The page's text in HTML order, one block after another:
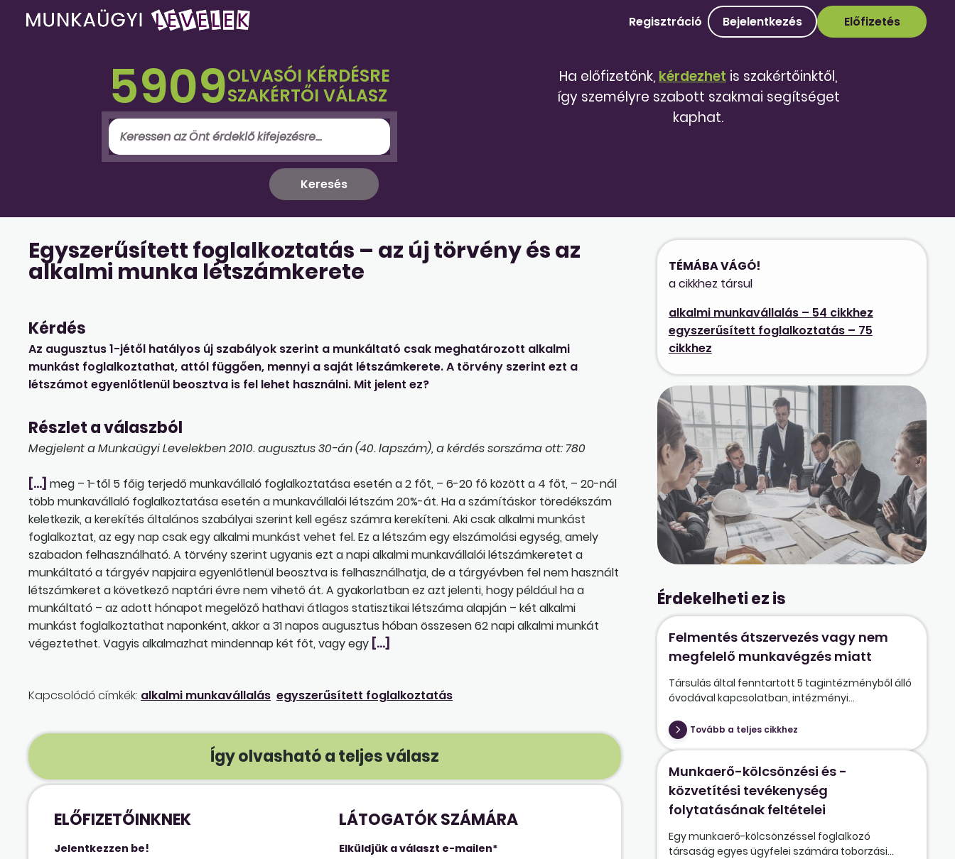
Regisztráció Bejelentkezés Előfizetés
5909OLVASÓI KÉRDÉSRE
SZAKÉRTŐI VÁLASZ
Ha előfizetőnk, kérdezhet is szakértőinktől,
így személyre szabott szakmai segítséget
kaphat.
Egyszerűsített foglalkoztatás – az új törvény és az
alkalmi munka létszámkerete
Kérdés
Az augusztus 1-jétől hatályos új szabályok szerint a munkáltató csak meghatározott alkalmi
munkást foglalkoztathat, attól függően, mennyi a saját létszámkerete. A törvény szerint ezt a
létszámot egyenlőtlenül beosztva is fel lehet használni. Mit jelent ez?
Részlet a válaszból
Megjelent a Munkaügyi Levelekben 2010. augusztus 30-án (40. lapszám), a kérdés sorszáma ott: 780
[…] meg – 1-től 5 főig terjedő munkavállaló foglalkoztatása esetén a 2 főt, – 6-20 fő között a 4 főt, – 20-nál
több munkavállaló foglalkoztatása esetén a munkavállalói létszám 20%-át. Ha a számításkor töredékszám
keletkezik, a kerekítés általános szabályai szerint kell egész számra kerekíteni. Aki csak alkalmi munkást
foglalkoztat, az egy nap csak egy alkalmi munkást vehet fel. Ez a létszám egy elszámolási egység, amely
szabadon felhasználható. A törvény szerint ugyanis ezt a napi alkalmi munkavállalói létszámkeretet a
munkáltató a tárgyév napjaira egyenlőtlenül beosztva is felhasználhatja, de a tárgyévben fel nem használt
létszámkeret a következő naptári évre nem vihető át. A gyakorlatban ez azt jelenti, hogy például ha a
munkáltató – az adott hónapot megelőző hathavi átlagos statisztikai létszáma alapján – két alkalmi
munkást foglalkoztathat naponként, akkor a 31 napos augusztus hóban összesen 62 napi alkalmi munkát
végeztethet. Vagyis alkalmazhat mindennap két főt, vagy egy […]
Kapcsolódó címkék: alkalmi munkavállalás egyszerűsített foglalkoztatás
Így olvasható a teljes válasz
ELŐFIZETŐINKNEK
Jelentkezzen be!
LÁTOGATÓK SZÁMÁRA
Elküldjük a választ e-mailen*
TÉMÁBA VÁGÓ!
a cikkhez társul
alkalmi munkavállalás – 54 cikkhez
egyszerűsített foglalkoztatás – 75
cikkhez
Érdekelheti ez is
Felmentés átszervezés vagy nem
megfelelő munkavégzés miatt
Társulás által fenntartott 5 tagintézményből álló
óvodával kapcsolatban, intézményi...
Tovább a teljes cikkhez
Munkaerő-kölcsönzési és -
közvetítési tevékenység
folytatásának feltételei
Egy munkaerő-kölcsönzéssel foglalkozó
társaság egyes ügyfelei számára toborzási...